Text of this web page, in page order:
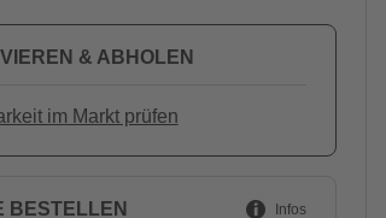
& ABHOLEN
im Markt prüfen
BESTELLEN Infos